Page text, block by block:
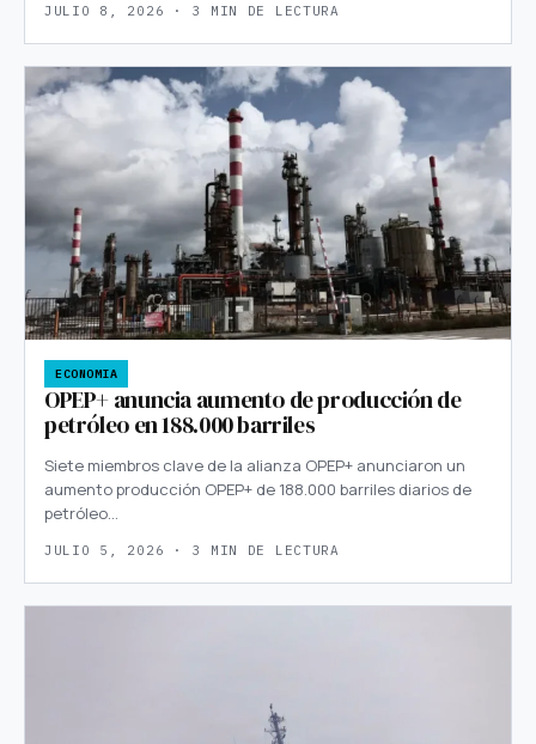
JULIO 8, 2026 · 3 MIN DE LECTURA
ECONOMIA
OPEP+ anuncia aumento de producción de
petróleo en 188.000 barriles
Siete miembros clave de la alianza OPEP+ anunciaron un
aumento producción OPEP+ de 188.000 barriles diarios de
petróleo…
JULIO 5, 2026 · 3 MIN DE LECTURA